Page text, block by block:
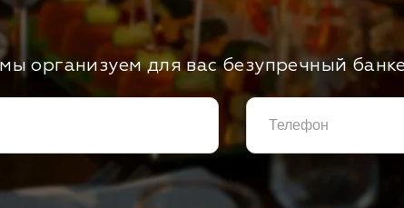
организуем для вас безупречный